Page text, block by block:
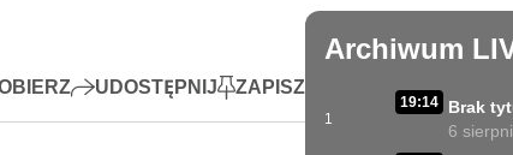
Enter
fullscreen
UDOSTĘPNIJ ZAPISZ
Archiwum
1
19:14
Brak
6